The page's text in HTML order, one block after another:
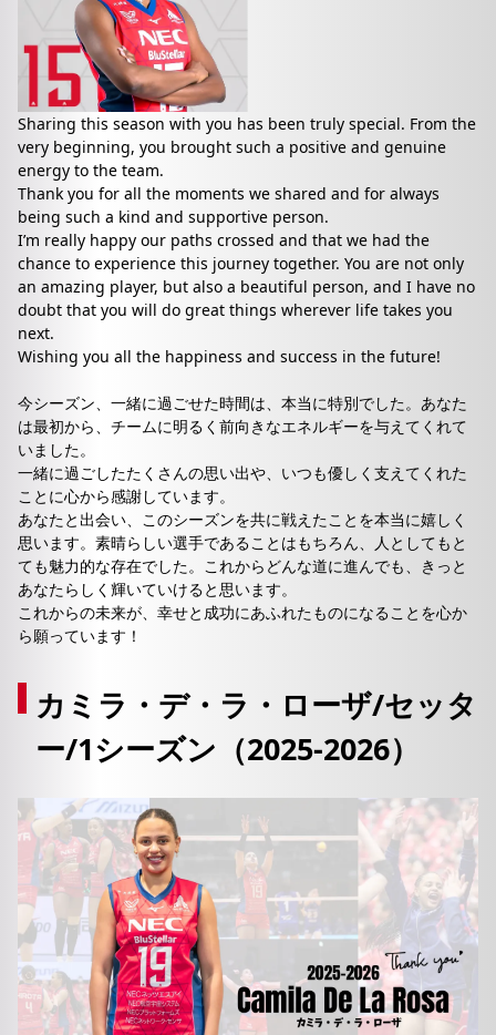
Sharing this season with you has been truly special. From the
very beginning, you brought such a positive and genuine
energy to the team.
Thank you for all the moments we shared and for always
being such a kind and supportive person.
I’m really happy our paths crossed and that we had the
chance to experience this journey together. You are not only
an amazing player, but also a beautiful person, and I have no
doubt that you will do great things wherever life takes you
next.
Wishing you all the happiness and success in the future!
今シーズン、一緒に過ごせた時間は、本当に特別でした。あなた
は最初から、チームに明るく前向きなエネルギーを与えてくれて
いました。
一緒に過ごしたたくさんの思い出や、いつも優しく支えてくれた
ことに心から感謝しています。
あなたと出会い、このシーズンを共に戦えたことを本当に嬉しく
思います。素晴らしい選手であることはもちろん、人としてもと
ても魅力的な存在でした。これからどんな道に進んでも、きっと
あなたらしく輝いていけると思います。
これからの未来が、幸せと成功にあふれたものになることを心か
ら願っています！
カミラ・デ・ラ・ローザ/セッタ
ー/1シーズン（2025-2026）